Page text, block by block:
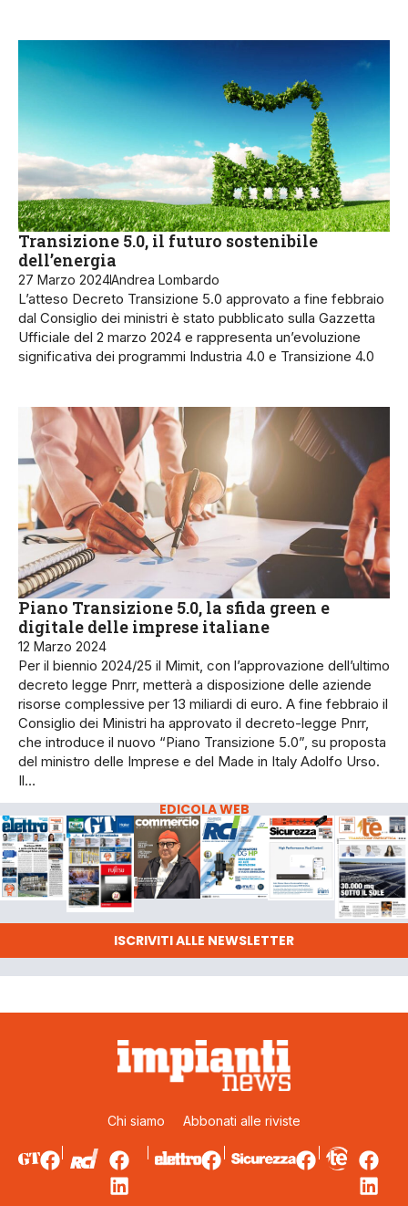
Transizione 5.0, il futuro sostenibile
dell’energia
27 Marzo 2024Andrea Lombardo
L’atteso Decreto Transizione 5.0 approvato a fine febbraio
dal Consiglio dei ministri è stato pubblicato sulla Gazzetta
Ufficiale del 2 marzo 2024 e rappresenta un’evoluzione
significativa dei programmi Industria 4.0 e Transizione 4.0
Piano Transizione 5.0, la sfida green e
digitale delle imprese italiane
12 Marzo 2024
Per il biennio 2024/25 il Mimit, con l’approvazione dell’ultimo
decreto legge Pnrr, metterà a disposizione delle aziende
risorse complessive per 13 miliardi di euro. A fine febbraio il
Consiglio dei Ministri ha approvato il decreto-legge Pnrr,
che introduce il nuovo “Piano Transizione 5.0”, su proposta
del ministro delle Imprese e del Made in Italy Adolfo Urso.
Il…
EDICOLA WEB
ISCRIVITI ALLE NEWSLETTER
Chi siamo Abbonati alle riviste